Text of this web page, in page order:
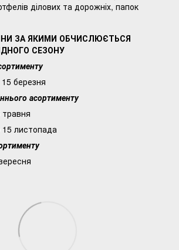
ділових та дорожніх, папок
ЗА ЯКИМИ ОБЧИСЛЮЄТЬСЯ
СЕЗОНУ
березня
асортименту
15 листопада